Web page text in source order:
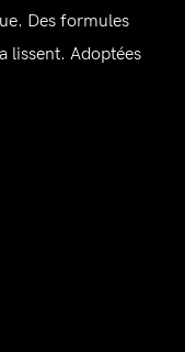
Des formules
lissent. Adoptées